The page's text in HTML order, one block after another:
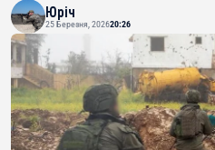
Юріч
25 Березня, 202620:26